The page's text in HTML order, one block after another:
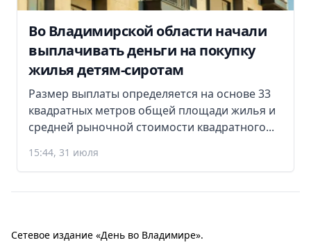
Во Владимирской области начали
выплачивать деньги на покупку
жилья детям-сиротам
Размер выплаты определяется на основе 33
квадратных метров общей площади жилья и
средней рыночной стоимости квадратного...
15:44, 31 июля
Сетевое издание «День во Владимире».